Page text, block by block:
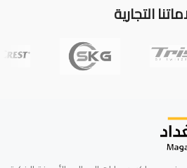
التجارية